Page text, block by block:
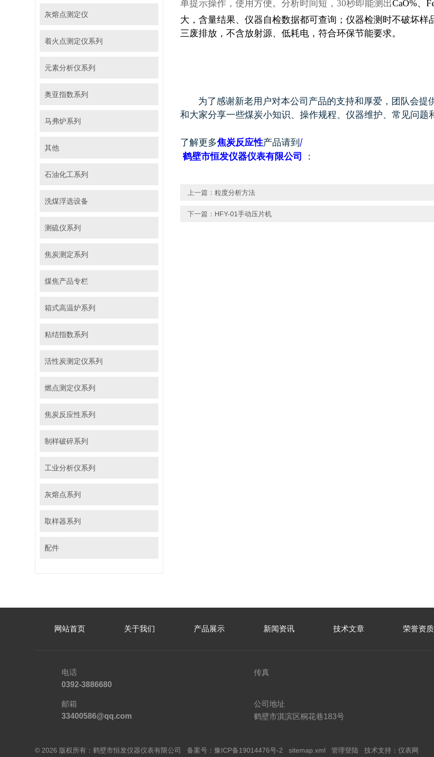
灰熔点测定仪
着火点测定仪系列
元素分析仪系列
奥亚指数系列
马弗炉系列
其他
石油化工系列
洗煤浮选设备
测硫仪系列
焦炭测定系列
煤焦产品专栏
箱式高温炉系列
粘结指数系列
活性炭测定仪系列
燃点测定仪系列
焦炭反应性系列
制样破碎系列
工业分析仪系列
灰熔点系列
取样器系列
配件
单提示操作，使用方便。分析时间短，30秒即能测出CaO%、
大，含量结果、仪器自检数据都可查询；仪器检测时不破坏样
三废排放，不含放射源、低耗电，符合环保节能要求。
为了感谢新老用户对本公司产品的支持和厚爱，团队会
和大家分享一些煤炭小知识、操作规程、仪器维护、常见问题
了解更多焦炭反应性产品请到 /
鹤壁市恒发仪器仪表有限公司 ：
上一篇： 粒度分析方法
下一篇： HFY-01手动压片机
网站首页 关于我们 产品展示 新闻资讯 技术文章 荣誉资质
电话
0392-3886680
传真
邮箱
33400586@qq.com
公司地址
鹤壁市淇滨区桐花巷183号
© 2026 版权所有：鹤壁市恒发仪器仪表有限公司 备案号： 豫ICP备19014476号-2 sitemap.xml 管理登陆 技术支持： 仪表网